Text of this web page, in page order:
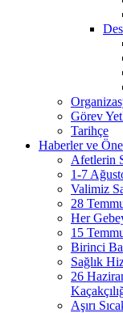
Görev
Tarihçe
Haberler ve
Afetlerin
1-7
Valimiz
28
Her
15
Birinci
Sağlık
26
Aşırı